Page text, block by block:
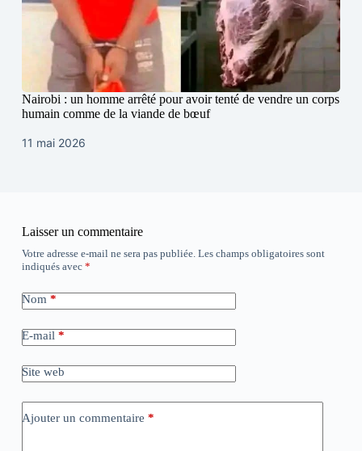
Nairobi : un homme arrêté pour avoir tenté de vendre un corps
humain comme de la viande de bœuf
11 mai 2026
Laisser un commentaire
Votre adresse e-mail ne sera pas publiée. Les champs obligatoires sont
indiqués avec *
Nom *
E-mail *
Site web
Ajouter un commentaire *